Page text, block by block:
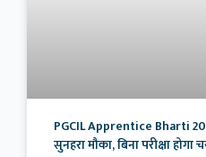
PGCIL Apprentice Bharti
सुनहरा मौका, बिना परीक्षा होगा